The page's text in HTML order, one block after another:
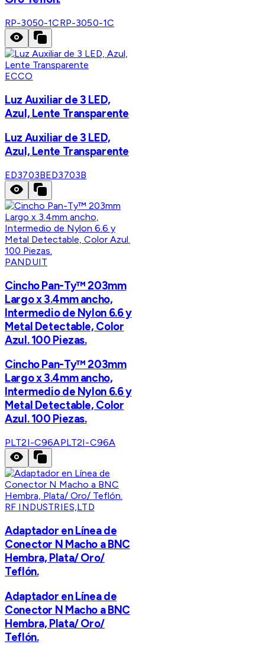
RP-3050-1CRP-3050-1C
ECCO
Luz Auxiliar de 3 LED,
Azul, Lente Transparente
Luz Auxiliar de 3 LED,
Azul, Lente Transparente
ED3703BED3703B
PANDUIT
Cincho Pan-Ty™ 203mm
Largo x 3.4mm ancho,
Intermedio de Nylon 6.6 y
Metal Detectable, Color
Azul. 100 Piezas.
Cincho Pan-Ty™ 203mm
Largo x 3.4mm ancho,
Intermedio de Nylon 6.6 y
Metal Detectable, Color
Azul. 100 Piezas.
PLT2I-C96APLT2I-C96A
RF INDUSTRIES,LTD
Adaptador en Línea de
Conector N Macho a BNC
Hembra, Plata/ Oro/
Teflón.
Adaptador en Línea de
Conector N Macho a BNC
Hembra, Plata/ Oro/
Teflón.